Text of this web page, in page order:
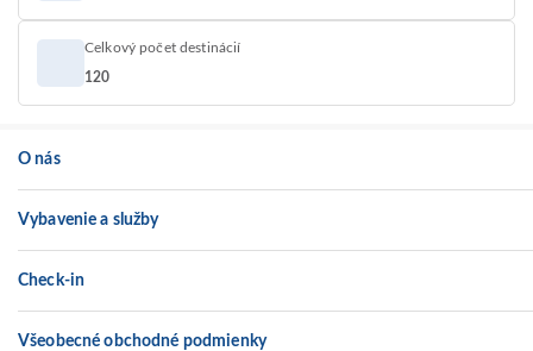
Celkový počet destinácií
120
O nás
Vybavenie a služby
Check-in
Všeobecné obchodné podmienky